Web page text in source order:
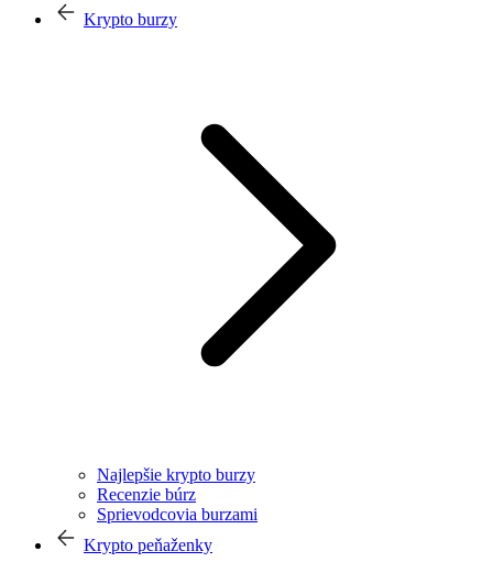
Krypto burzy
Najlepšie krypto burzy
Recenzie búrz
Sprievodcovia burzami
Krypto peňaženky